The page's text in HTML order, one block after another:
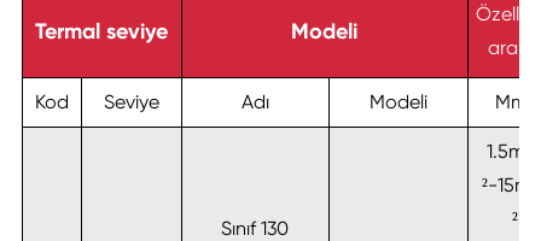
Termal seviye Modeli
aralığı
Kod Seviye Adı Modeli Mm²
Sınıf 130
²-
²